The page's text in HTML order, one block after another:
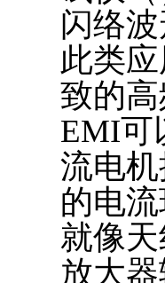
闪络
此类
致的
EMI可
流电
的电
就像
放大